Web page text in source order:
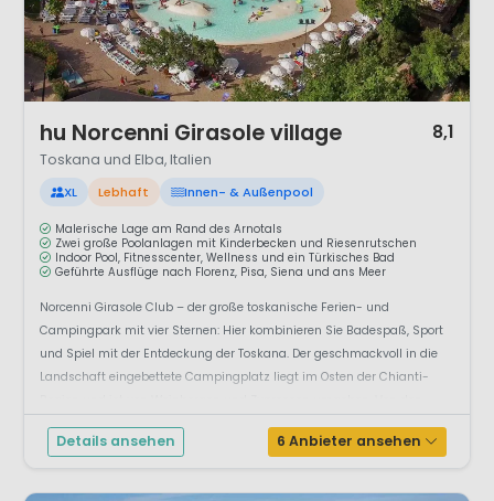
hu Norcenni Girasole village 8,1
Toskana und Elba, Italien
XL Lebhaft Innen- & Außenpool
Malerische Lage am Rand des Arnotals
Zwei große Poolanlagen mit Kinderbecken und Riesenrutschen
Indoor Pool, Fitnesscenter, Wellness und ein Türkisches Bad
Geführte Ausflüge nach Florenz, Pisa, Siena und ans Meer
Norcenni Girasole Club – der große toskanische Ferien- und
Campingpark mit vier Sternen: Hier kombinieren Sie Badespaß, Sport
und Spiel mit der Entdeckung der Toskana. Der geschmackvoll in die
Landschaft eingebettete Campingplatz liegt im Osten der Chianti-
oberen Platzb...
Details ansehen 6 Anbieter ansehen